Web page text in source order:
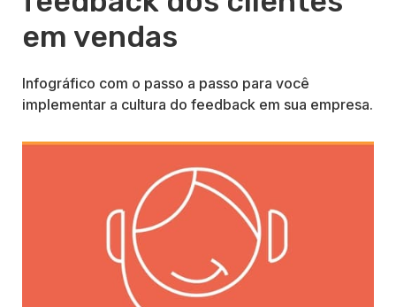
em vendas
Infográfico com o passo a passo para você
implementar a cultura do feedback em sua empresa.